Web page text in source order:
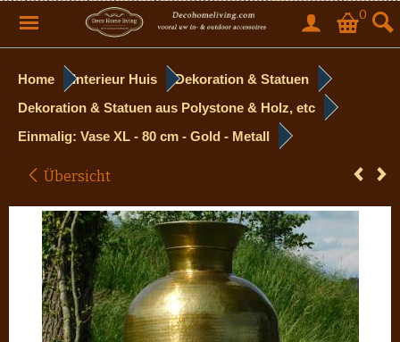
0
Home Interieur Huis
Dekoration & Statuen
Dekoration & Statuen aus Polystone & Holz, etc
Einmalig: Vase XL - 80 cm - Gold - Metall
Übersicht